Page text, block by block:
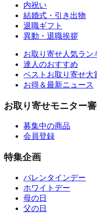
内祝い
結婚式・引き出物
退職ギフト
異動・退職挨拶
お取り寄せ人気ラン
達人のおすすめ
ベストお取り寄せ大
お得＆最新ニュース
お取り寄せモニター
募集中の商品
会員登録
特集企画
バレンタインデー
ホワイトデー
母の日
父の日